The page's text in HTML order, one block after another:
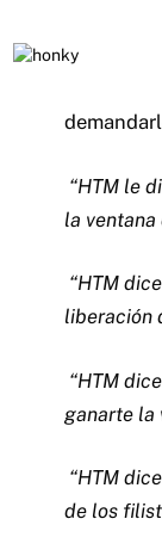
“HTM le
la
“HTM
liberación
“HTM
ganarte la
“HTM
de los